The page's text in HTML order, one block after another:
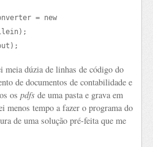
= new
dúzia de linhas de código do
de documentos de contabilidade e
ospdfs de uma pasta e grava em
menos tempo a fazer o programa do
de uma solução pré-feita que me